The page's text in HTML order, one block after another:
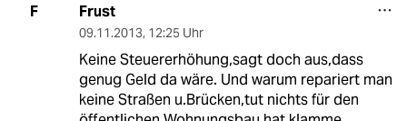
F Frust
09.11.2013, 12:25 Uhr
Keine Steuererhöhung,sagt doch aus,dass
genug Geld da wäre. Und warum repariert man
keine Straßen u.Brücken,tut nichts für den